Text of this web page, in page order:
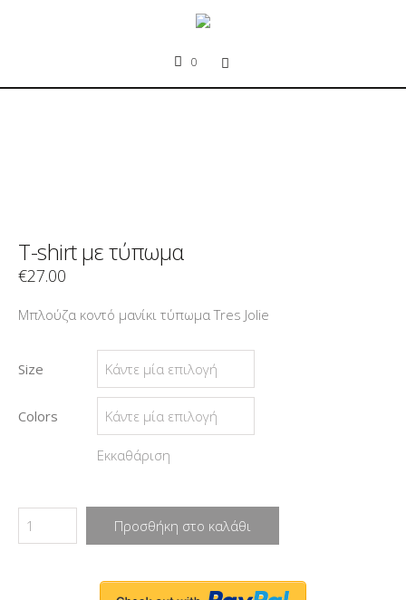
0
T-shirt με τύπωμα
€27.00
Μπλούζα κοντό μανίκι τύπωμα Tres Jolie
Size
Colors
Εκκαθάριση
Προσθήκη στο καλάθι